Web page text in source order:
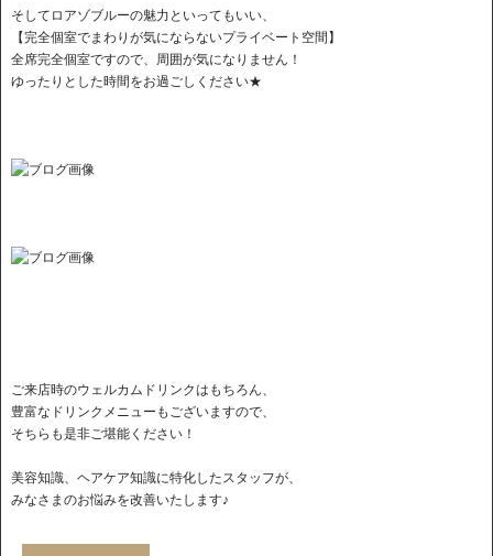
そしてロアゾブルーの魅力といってもいい、
【完全個室でまわりが気にならないプライベート空間】
全席完全個室ですので、周囲が気になりません！
ゆったりとした時間をお過ごしください★
ご来店時のウェルカムドリンクはもちろん、
豊富なドリンクメニューもございますので、
そちらも是非ご堪能ください！
美容知識、ヘアケア知識に特化したスタッフが、
みなさまのお悩みを改善いたします♪